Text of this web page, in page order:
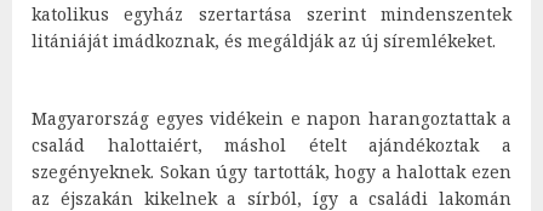
katolikus egyház szertartása szerint mindenszentek
litániáját imádkoznak, és megáldják az új síremlékeket.
Magyarország egyes vidékein e napon harangoztattak a
család halottaiért, máshol ételt ajándékoztak a
szegényeknek. Sokan úgy tartották, hogy a halottak ezen
az éjszakán kikelnek a sírból, így a családi lakomán